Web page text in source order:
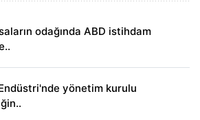
odağında ABD istihdam
yönetim kurulu